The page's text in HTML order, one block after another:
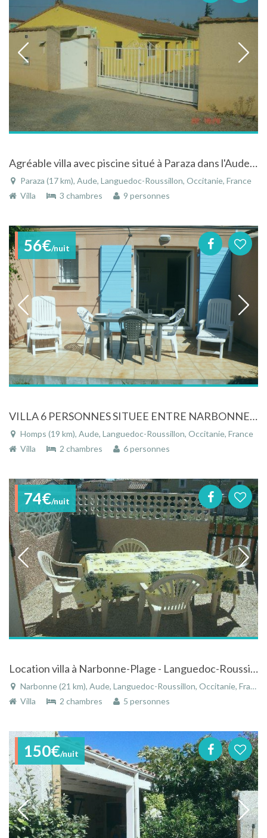
Agréable villa avec piscine situé à Paraza dans l'Aude dans le Languedoc-Roussillon
Paraza (17 km), Aude, Languedoc-Roussillon, Occitanie, France
Villa
3 chambres 9 personnes
56€/nuit
VILLA 6 PERSONNES SITUEE ENTRE NARBONNE ET CARCASSONNE DANS RESIDENCE SECURISEE
Homps (19 km), Aude, Languedoc-Roussillon, Occitanie, France
Villa
2 chambres 6 personnes
74€/nuit
Location villa à Narbonne-Plage - Languedoc-Roussillon dans une résidence privée à 5 min de la mer
Narbonne (21 km), Aude, Languedoc-Roussillon, Occitanie, France
Villa
2 chambres 5 personnes
150€/nuit